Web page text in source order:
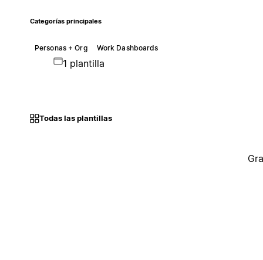
Categorías principales
Personas + Org Work Dashboards
1 plantilla
Todas las plantillas